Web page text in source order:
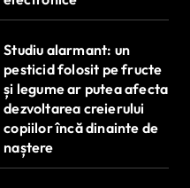
Studiu alarmant: un
pesticid folosit pe fructe
și legume ar putea afecta
dezvoltarea creierului
copiilor încă dinainte de
naștere